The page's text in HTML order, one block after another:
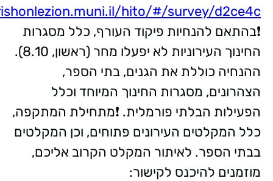
hito/#/survey/d2ce4c
❗בהתאם להנחיות פיקוד העורף, כלל מסגרות
החינוך העירוניות לא יפעלו מחר (ראשון, 8.10).
ההנחיה כוללת את הגנים, בתי הספר,
הצהרונים, מסגרות החינוך המיוחד וכלל
הפעילות הבלתי פורמלית. ❗מתחילת המתקפה,
כלל המקלטים העירונים פתוחים, וכן המקלטים
בבתי הספר. לאיתור המקלט הקרוב אליכם,
מוזמנים להיכנס לקישור: